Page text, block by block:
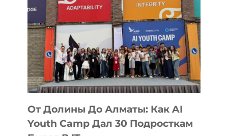
От Долины До Алматы: Как AI
Youth Camp Дал 30 Подросткам